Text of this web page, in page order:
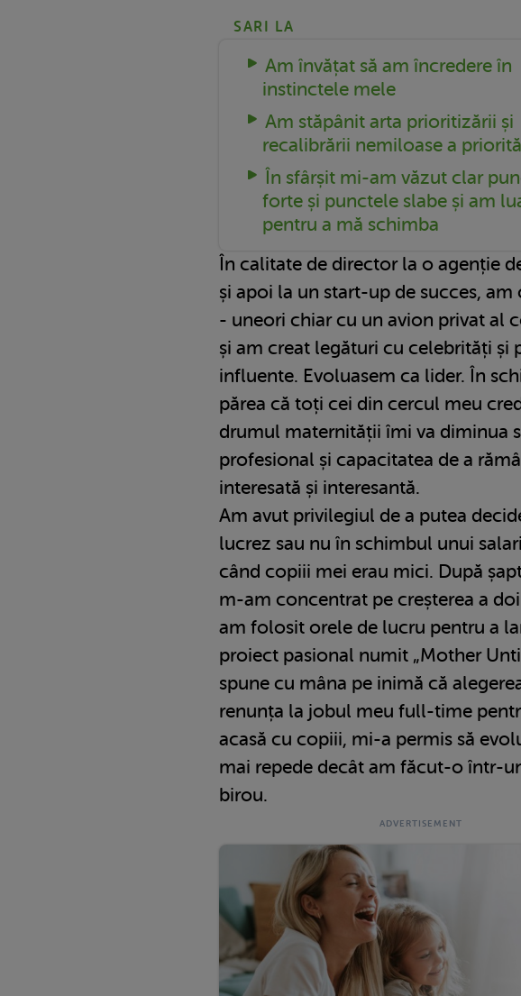
SARI LA
Am învățat să am încredere în
instinctele mele
Am stăpânit arta prioritizării și
recalibrării nemiloase a
În sfârșit mi-am văzut clar
forte și punctele slabe și am
pentru a mă schimba
În calitate de director la o agenție
și apoi la un start-up de succes, am
- uneori chiar cu un avion privat al
și am creat legături cu celebrități și
influente. Evoluasem ca lider. În
părea că toți cei din cercul meu
drumul maternității îmi va diminua
profesional și capacitatea de a
interesată și interesantă.
Am avut privilegiul de a putea
lucrez sau nu în schimbul unui
când copiii mei erau mici. După
m-am concentrat pe creșterea a
am folosit orele de lucru pentru a
proiect pasional numit „Mother
spune cu mâna pe inimă că
renunța la jobul meu full-time
acasă cu copiii, mi-a permis să
mai repede decât am făcut-o într-
birou.